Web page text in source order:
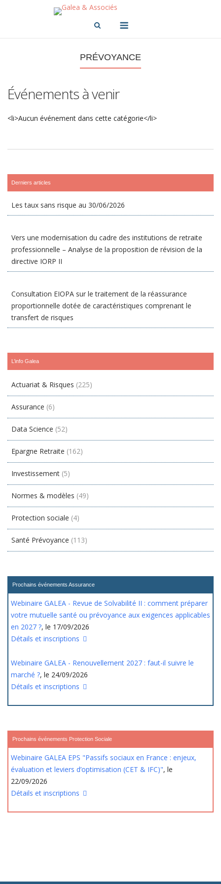
PRÉVOYANCE
Événements à venir
<li>Aucun événement dans cette catégorie</li>
Derniers articles
Les taux sans risque au 30/06/2026
Vers une modernisation du cadre des institutions de retraite
professionnelle – Analyse de la proposition de révision de la
directive IORP II
Consultation EIOPA sur le traitement de la réassurance
proportionnelle dotée de caractéristiques comprenant le
transfert de risques
L’info Galea
Actuariat & Risques (225)
Assurance (6)
Data Science (52)
Epargne Retraite (162)
Investissement (5)
Normes & modèles (49)
Protection sociale (4)
Santé Prévoyance (113)
Prochains événements Assurance
Webinaire GALEA - Revue de Solvabilité II : comment préparer
votre mutuelle santé ou prévoyance aux exigences applicables
en 2027 ?, le 17/09/2026
Détails et inscriptions
Webinaire GALEA - Renouvellement 2027 : faut-il suivre le
marché ?, le 24/09/2026
Détails et inscriptions
Prochains événements Protection Sociale
Webinaire GALEA EPS "Passifs sociaux en France : enjeux,
évaluation et leviers d’optimisation (CET & IFC)", le
22/09/2026
Détails et inscriptions